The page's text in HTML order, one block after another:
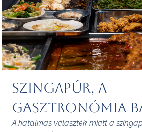
Szingapúr, a
gasztronómia
A hatalmas választék miatt a